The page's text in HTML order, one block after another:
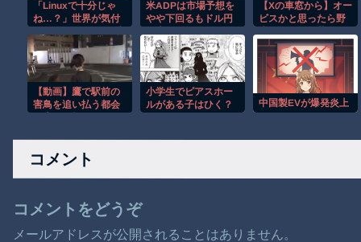
「Linuxで十分じゃ
ね…？」世界が気付
場シェアが初めて
10%超える
Windows窮地 [8/6]
米ADPは市場予想を
やや下回るもドル円
米イラン情勢はさら
に停戦期待高まるイ
ンフレ懸念後退で金
上昇
【Xの車窓から】オー
ビスかと思ったら野
か
【動画】鷹で駅前の
害鳥を追い払う都会
小学生でピアスホー
ルがある子はひく？
中国製EVが爆発炎上
コメント
コメントをどうぞ
メールアドレスが公開されることはありません。